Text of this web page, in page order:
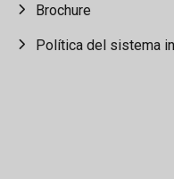
Brochure
Política del sistema